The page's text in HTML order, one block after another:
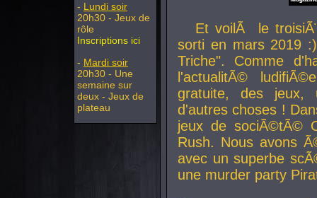
- Lundi soir
20h30 - Jeux de
rôle
Inscriptions ici
- Mardi soir
20h30 - Une
semaine sur
deux - Jeux de
plateau
Et voilÃ le
sorti en mars 2019
Triche". Comme
l'actualitÃ©
gratuite, des jeux,
d'autres choses !
jeux de sociÃ©tÃ©
Rush. Nous avons
avec un superbe
une murder party